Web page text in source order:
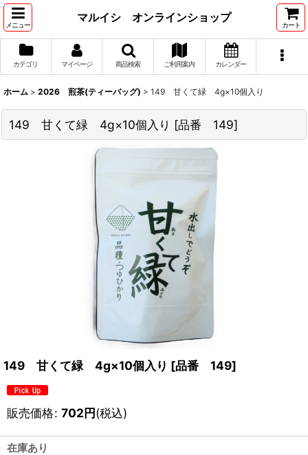
メニュー
マルイシ オンラインショップ
カート
カテゴリ マイページ 商品検索 ご利用案内 カレンダー
ホーム > 2026 煎茶(ティーバッグ) > 149 甘くて緑 4g×10個入り
149 甘くて緑 4g×10個入り [品番 149]
149 甘くて緑 4g×10個入り [品番 149]
販売価格: 702円(税込)
在庫あり